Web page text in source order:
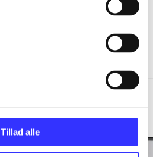
Tillad alle